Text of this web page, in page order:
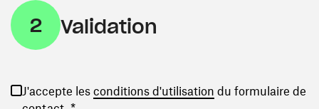
2 Validation
J'accepte les conditions d'utilisation (ouvre une
du formulaire de